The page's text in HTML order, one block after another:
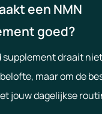
een NMN
goed?
supplement draait
maar om de
jouw dagelijkse